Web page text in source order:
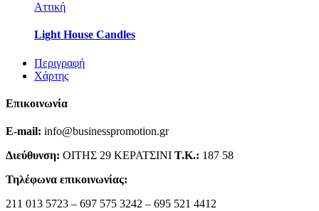
Αττική
Light House Candles
Περιγραφή
Χάρτης
Επικοινωνία
E-mail: info@businesspromotion.gr
Διεύθυνση: ΟΙΤΗΣ 29 ΚΕΡΑΤΣΙΝΙ Τ.Κ.: 187 58
Τηλέφωνα επικοινωνίας:
211 013 5723 – 697 575 3242 – 695 521 4412